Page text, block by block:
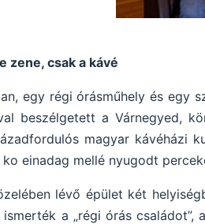
zene, csak a kávé
egy régi órásműhely és egy
beszélgetett a Várnegyed,
magyar kávéházi
einadag mellé nyugodt
lévő épület két
a „régi órás